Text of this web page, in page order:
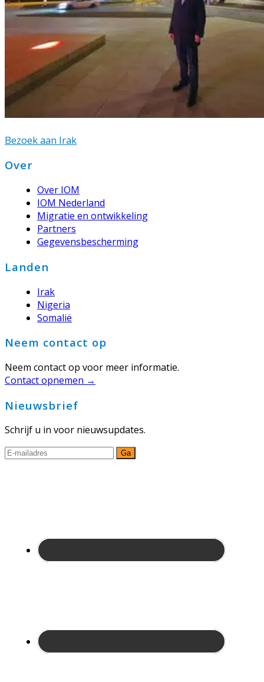
Bezoek aan Irak
Footer
Over
Over IOM
IOM Nederland
Migratie en ontwikkeling
Partners
Gegevensbescherming
Landen
Irak
Nigeria
Somalië
Neem contact op
Neem contact op voor meer informatie.
Contact opnemen →
Nieuwsbrief
Schrijf u in voor nieuwsupdates.